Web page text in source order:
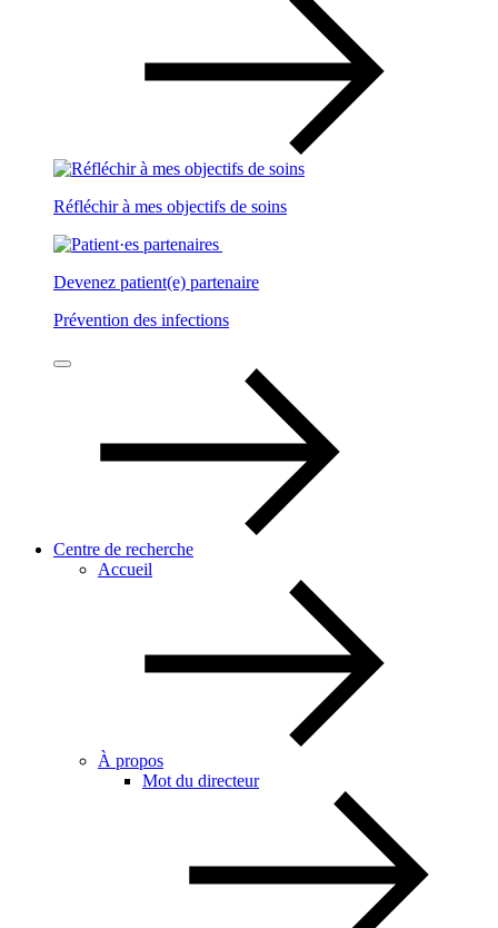
Réfléchir à mes objectifs de soins
Devenez patient(e) partenaire
Prévention des infections
Centre de recherche
Accueil
À propos
Mot du directeur